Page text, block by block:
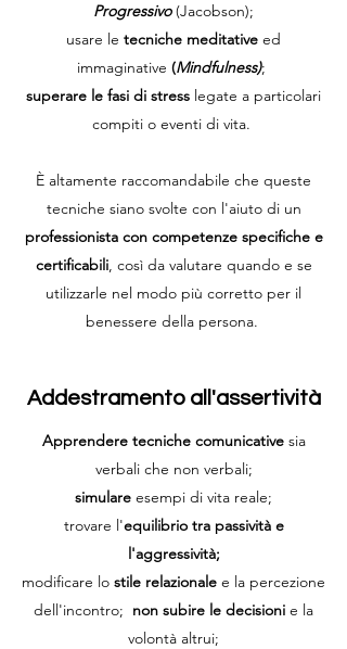
Progressivo(Jacobson);
usare le tecniche meditative ed
immaginative (Mindfulness);
superare le fasi di stress legate a particolari
compiti o eventi di vita.
È altamente raccomandabile che queste
tecniche siano svolte con l'aiuto di un
professionista con competenze specifiche e
certificabili, così da valutare quando e se
utilizzarle nel modo più corretto per il
benessere della persona.
Addestramento all'assertività
Apprendere tecniche comunicative sia
verbali che non verbali;
simulare esempi di vita reale;
trovare l'equilibrio tra passività e
l'aggressività;
modificare lo stile relazionale e la percezione
dell'incontro; non subire le decisioni e la
volontà altrui;